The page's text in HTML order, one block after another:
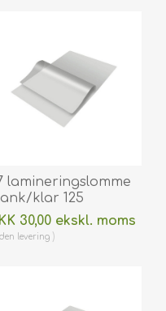
lamineringslomme
klar 125
my 75 x 105
til varmlaminering
30,00 ekskl. moms
levering